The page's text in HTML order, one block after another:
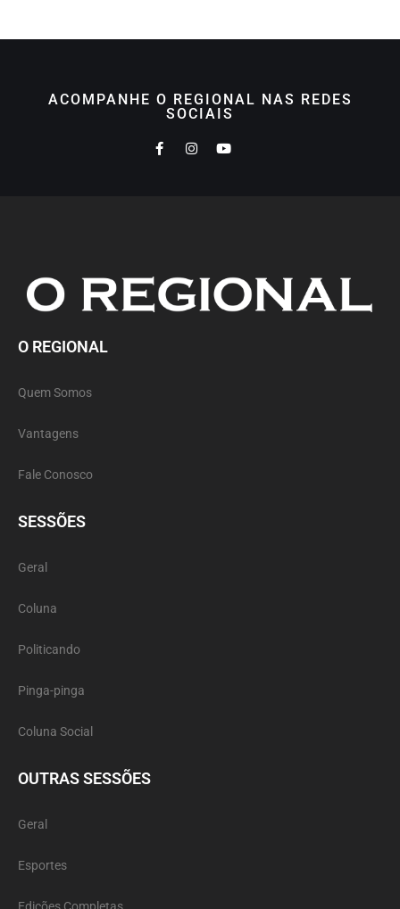
ACOMPANHE O REGIONAL NAS REDES
SOCIAIS
O REGIONAL
Quem Somos
Vantagens
Fale Conosco
SESSÕES
Geral
Coluna
Politicando
Pinga-pinga
Coluna Social
OUTRAS SESSÕES
Geral
Esportes